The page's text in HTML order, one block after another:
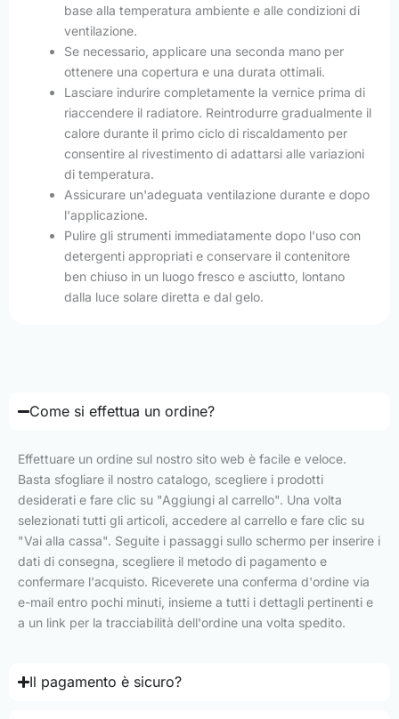
base alla temperatura ambiente e alle condizioni di
ventilazione.
Se necessario, applicare una seconda mano per
ottenere una copertura e una durata ottimali.
Lasciare indurire completamente la vernice prima di
riaccendere il radiatore. Reintrodurre gradualmente il
calore durante il primo ciclo di riscaldamento per
consentire al rivestimento di adattarsi alle variazioni
di temperatura.
Assicurare un'adeguata ventilazione durante e dopo
l'applicazione.
Pulire gli strumenti immediatamente dopo l'uso con
detergenti appropriati e conservare il contenitore
ben chiuso in un luogo fresco e asciutto, lontano
dalla luce solare diretta e dal gelo.
Come si effettua un ordine?
Effettuare un ordine sul nostro sito web è facile e veloce.
Basta sfogliare il nostro catalogo, scegliere i prodotti
desiderati e fare clic su "Aggiungi al carrello". Una volta
selezionati tutti gli articoli, accedere al carrello e fare clic su
"Vai alla cassa". Seguite i passaggi sullo schermo per inserire i
dati di consegna, scegliere il metodo di pagamento e
confermare l'acquisto. Riceverete una conferma d'ordine via
e-mail entro pochi minuti, insieme a tutti i dettagli pertinenti e
a un link per la tracciabilità dell'ordine una volta spedito.
Il pagamento è sicuro?